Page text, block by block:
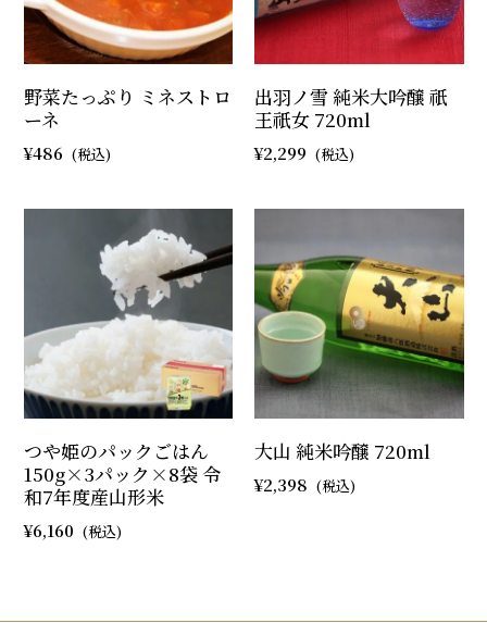
野菜たっぷり ミネストロ
ーネ
486
出羽ノ雪 純米大吟醸 祇
王祇女 720ml
2,299
つや姫のパックごはん
150g×3パック×8袋 令
和7年度産山形米
6,160
大山 純米吟醸 720ml
2,398